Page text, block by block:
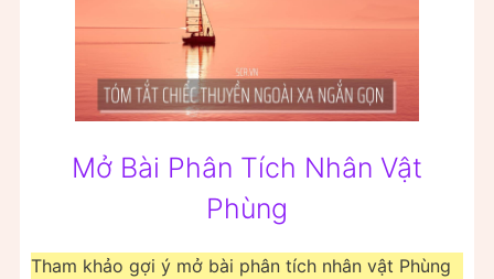
Mở Bài Phân Tích Nhân Vật
Phùng
Tham khảo gợi ý mở bài phân tích nhân vật Phùng